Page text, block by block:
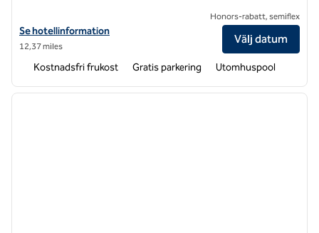
Visa hotelluppgifter för Home2 Suites by Hilton Concord Charlotte
Se hotellinformation
12,37 miles
Honors-rabatt, semiflex
Välj datum
Kostnadsfri frukost Gratis parkering Utomhuspool
1 av 12
nästa